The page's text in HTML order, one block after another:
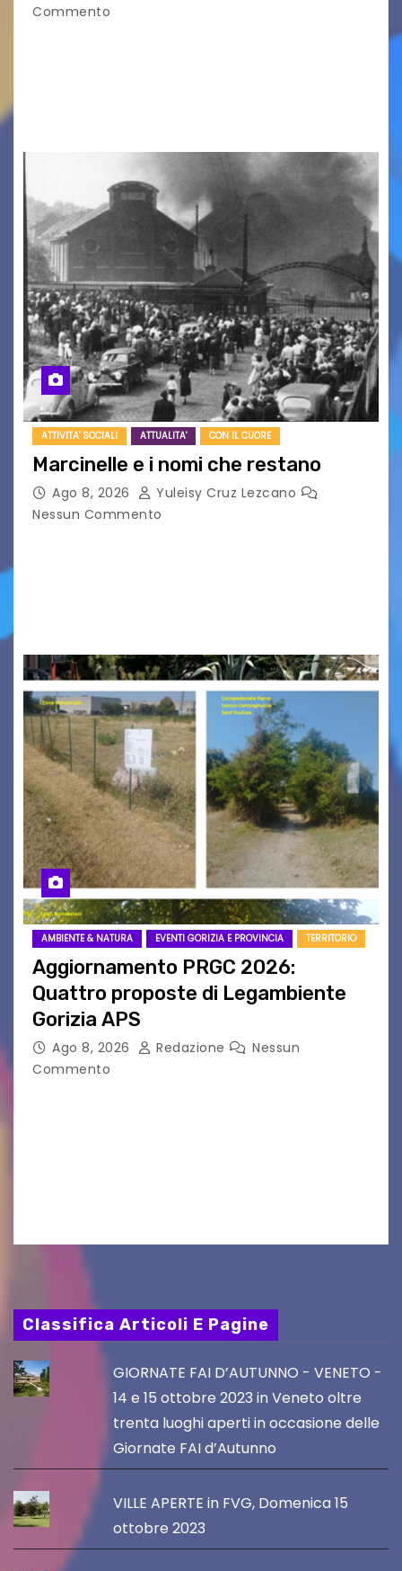
Commento
ATTIVITA' SOCIALI ATTUALITA' CON IL CUORE
Marcinelle e i nomi che restano
Ago 8, 2026
Yuleisy Cruz Lezcano
Nessun Commento
AMBIENTE & NATURA EVENTI GORIZIA E PROVINCIA TERRITORIO
Aggiornamento PRGC 2026:
Quattro proposte di Legambiente
Gorizia APS
Ago 8, 2026 Redazione
Nessun
Commento
Classifica Articoli E Pagine
GIORNATE FAI D’AUTUNNO - VENETO -
14 e 15 ottobre 2023 in Veneto oltre
trenta luoghi aperti in occasione delle
Giornate FAI d’Autunno
VILLE APERTE in FVG, Domenica 15
ottobre 2023